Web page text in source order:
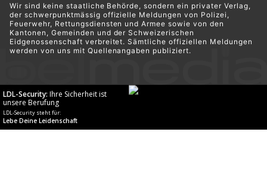
Wir sind keine staatliche Behörde, sondern ein privater Verlag,
der schwerpunktmässig offizielle Meldungen von Polizei,
Feuerwehr, Rettungsdiensten und Armee sowie von den
Kantonen, Gemeinden und der Schweizerischen
Eidgenossenschaft verbreitet. Sämtliche offiziellen Meldungen
werden von uns mit Quellenangaben publiziert.